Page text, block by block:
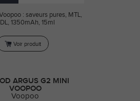
: saveurs pures, MTL,
1350mAh, 15ml
Voir produit
ARGUS G2 MINI
VOOPOO
Voopoo